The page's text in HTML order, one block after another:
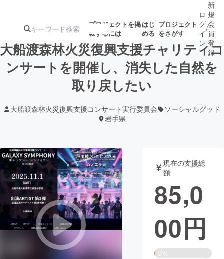
プロジェクトを掲
載するには
はじ
める
プロジェクト
をさがす
注目の新着プロ 募集終了が近いプ
テクノロジー・ガジェット ゲーム・サ
映像・映画 書籍・雑誌
ビジネス・起業 チャレンジ
まちづくり・地域活性化
ロ
グ
イ
ン
/
新
規
会
員
登
録
大船渡森林火災復興支援チャリティコ
ンサートを開催し、消失した自然を
取り戻したい
大船渡森林火災復興支援コンサート実行委員会
ソーシャルグッド
岩手県
現在の支援総
額
85,0
00円
2%